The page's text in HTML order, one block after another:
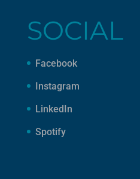
SOCIAL
Facebook
Instagram
LinkedIn
Spotify